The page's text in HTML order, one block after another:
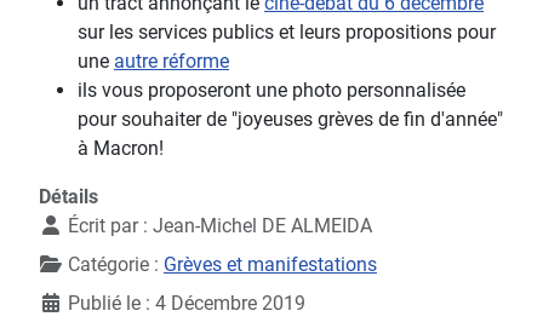
sur les services publics et leurs propositions pour
une autre réforme
ils vous proposeront une photo personnalisée
pour souhaiter de "joyeuses grèves de fin d'année"
à Macron!
Détails
Écrit par : Jean-Michel DE ALMEIDA
Catégorie : Grèves et manifestations
Publié le : 4 Décembre 2019